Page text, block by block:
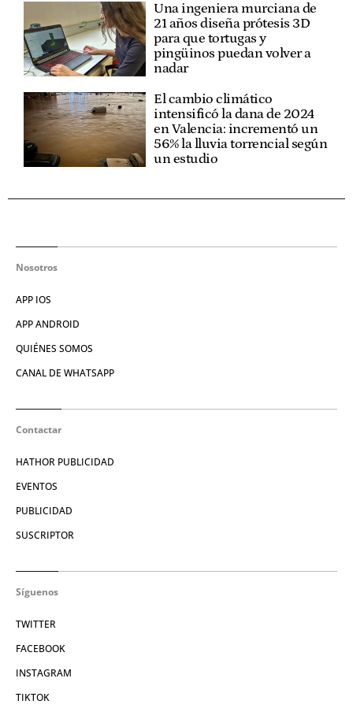
Una ingeniera murciana de
21 años diseña prótesis 3D
para que tortugas y
pingüinos puedan volver a
nadar
El cambio climático
intensificó la dana de 2024
en Valencia: incrementó un
56% la lluvia torrencial según
un estudio
Nosotros
APP IOS
APP ANDROID
QUIÉNES SOMOS
CANAL DE WHATSAPP
Contactar
HATHOR PUBLICIDAD
EVENTOS
PUBLICIDAD
SUSCRIPTOR
Síguenos
TWITTER
FACEBOOK
INSTAGRAM
TIKTOK